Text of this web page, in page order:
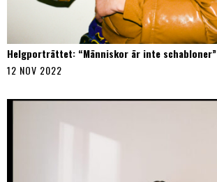
Helgporträttet: “Människor är inte schabloner”
12 NOV 2022